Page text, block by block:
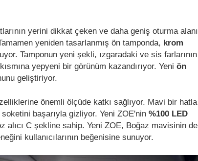
yerini dikkat çeken ve daha geniş oturma alanı
yeniden tasarlanmış ön tamponda, krom
Tamponun yeni şekli, ızgaradaki ve sis farlarının
yepyeni bir görünüm kazandırıyor. Yeni ön
geliştiriyor.
önemli ölçüde katkı sağlıyor. Mavi bir hatla
başarıyla gizliyor. Yeni ZOE'nin %100 LED
alıcı C şekline sahip. Yeni ZOE, Boğaz mavisinin de
kullanıcılarının beğenisine sunuyor.